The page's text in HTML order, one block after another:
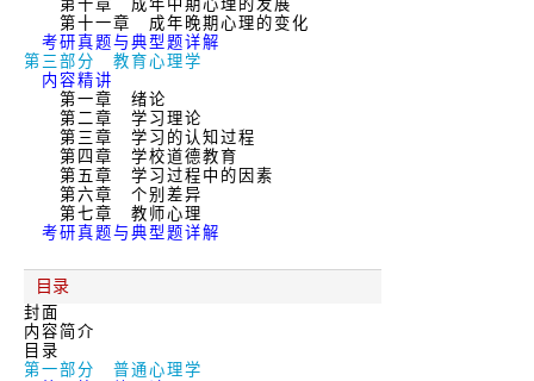
第十章 成年中期心理的发展
第十一章 成年晚期心理的变化
考研真题与典型题详解
第三部分 教育心理学
内容精讲
第一章 绪论
第二章 学习理论
第三章 学习的认知过程
第四章 学校道德教育
第五章 学习过程中的因素
第六章 个别差异
第七章 教师心理
考研真题与典型题详解
目录
封面
内容简介
目录
第一部分 普通心理学